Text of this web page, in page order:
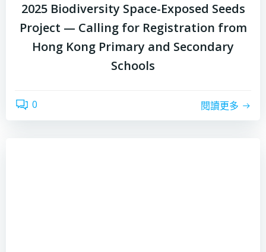
2025 Biodiversity Space-Exposed Seeds
Project — Calling for Registration from
Hong Kong Primary and Secondary
Schools
0 閱讀更多